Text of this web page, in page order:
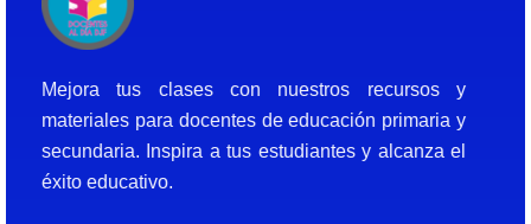
Mejora tus clases con nuestros recursos y
materiales para docentes de educación primaria y
secundaria. Inspira a tus estudiantes y alcanza el
éxito educativo.